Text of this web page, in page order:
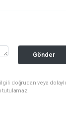
Gönder
doğrudan veya dolaylı
tutulamaz.